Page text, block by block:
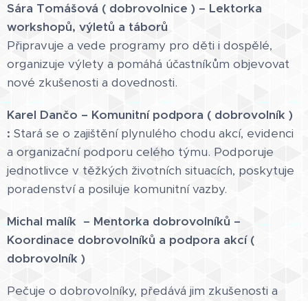
Sára Tomášová ( dobrovolnice ) – Lektorka
workshopů, výletů a táborů
Připravuje a vede programy pro děti i dospělé,
organizuje výlety a pomáhá účastníkům objevovat
nové zkušenosti a dovednosti.
Karel Dančo – Komunitní podpora ( dobrovolník )
: Stará se o zajištění plynulého chodu akcí, evidenci
a organizační podporu celého týmu. Podporuje
jednotlivce v těžkých životních situacích, poskytuje
poradenství a posiluje komunitní vazby.
Michal malík – Mentorka dobrovolníků –
Koordinace dobrovolníků a podpora akcí (
dobrovolník )
Pečuje o dobrovolníky, předává jim zkušenosti a